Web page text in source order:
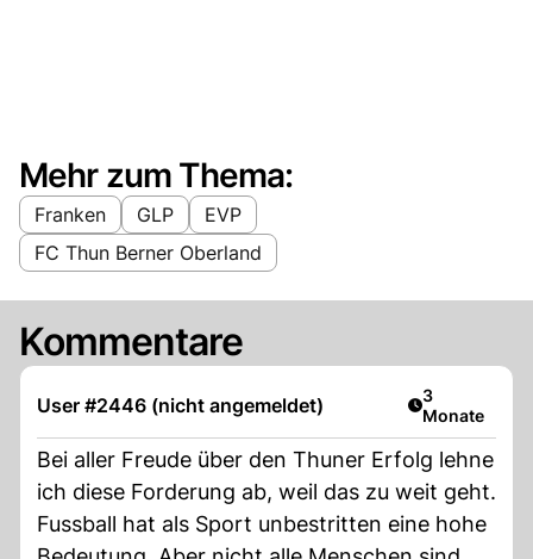
Mehr zum Thema:
Franken GLP
EVP
FC Thun Berner Oberland
Kommentare
User #2446 (nicht angemeldet) Artikel
3
Monate
Bei aller Freude über den Thuner Erfolg lehne
ich diese Forderung ab, weil das zu weit geht.
Fussball hat als Sport unbestritten eine hohe